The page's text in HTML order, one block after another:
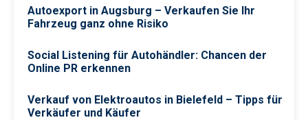
Autoexport in Augsburg – Verkaufen Sie Ihr
Fahrzeug ganz ohne Risiko
Social Listening für Autohändler: Chancen der
Online PR erkennen
Verkauf von Elektroautos in Bielefeld – Tipps für
Verkäufer und Käufer